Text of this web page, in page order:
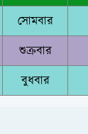
সোমবার
শুক্রবার
বুধবার